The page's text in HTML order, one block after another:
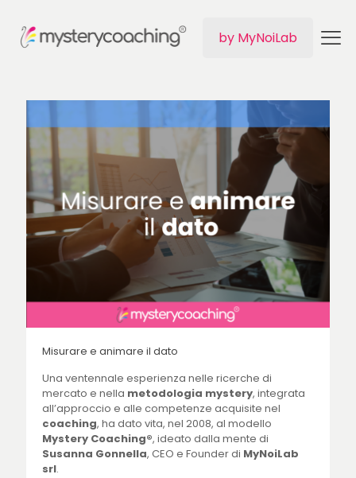
by MyNoiLab
Misurare e animare il dato
Una ventennale esperienza nelle ricerche di
mercato e nella metodologia mystery, integrata
all’approccio e alle competenze acquisite nel
coaching, ha dato vita, nel 2008, al modello
Mystery Coaching®, ideato dalla mente di
Susanna Gonnella, CEO e Founder di MyNoiLab
srl.